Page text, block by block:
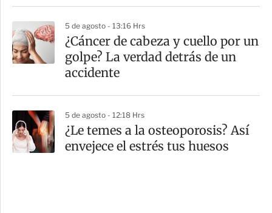
5 de agosto - 13:16 Hrs
¿Cáncer de cabeza y cuello por un
golpe? La verdad detrás de un
accidente
5 de agosto - 12:18 Hrs
¿Le temes a la osteoporosis? Así
envejece el estrés tus huesos